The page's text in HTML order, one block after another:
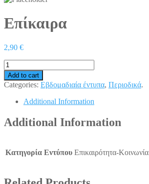
Επίκαιρα
2,90 €
Add to cart
Categories: Εβδομαδιαία έντυπα, Περιοδικά.
Additional Information
Additional Information
Κατηγορία Εντύπου Επικαιρότητα-Κοινωνία